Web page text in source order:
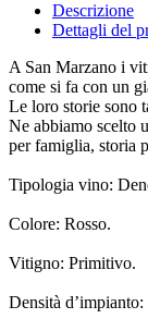
Descrizione
Dettagli del
A San Marzano i
come si fa con un
Le loro storie sono
Ne abbiamo scelto
per famiglia, storia
Tipologia vino:
Colore: Rosso.
Vitigno: Primitivo.
Densità